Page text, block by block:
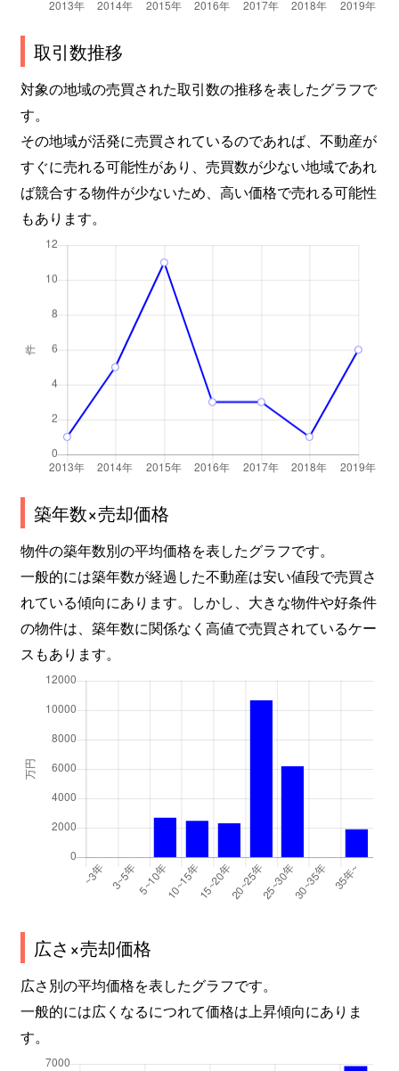
取引数推移
対象の地域の売買された取引数の推移を表したグラフで
す。
その地域が活発に売買されているのであれば、不動産が
すぐに売れる可能性があり、売買数が少ない地域であれ
ば競合する物件が少ないため、高い価格で売れる可能性
もあります。
築年数×売却価格
物件の築年数別の平均価格を表したグラフです。
一般的には築年数が経過した不動産は安い値段で売買さ
れている傾向にあります。しかし、大きな物件や好条件
の物件は、築年数に関係なく高値で売買されているケー
スもあります。
広さ×売却価格
広さ別の平均価格を表したグラフです。
一般的には広くなるにつれて価格は上昇傾向にありま
す。